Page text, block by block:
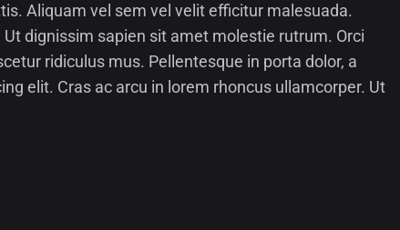
Aliquam vel sem vel velit efficitur malesuada.
dignissim sapien sit amet molestie rutrum. Orci
ridiculus mus. Pellentesque in porta dolor, a
elit. Cras ac arcu in lorem rhoncus ullamcorper. Ut